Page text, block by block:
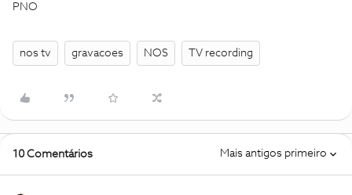
PNO
nos tv gravacoes NOS TV recording
10 Comentários Mais antigos primeiro